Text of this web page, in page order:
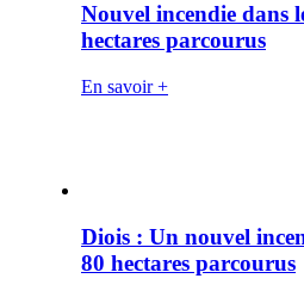
Nouvel incendie dans
hectares parcourus
En savoir +
Diois : Un nouvel
80 hectares parcourus